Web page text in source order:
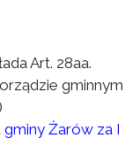
Art. 28aa.
gminnym
Żarów za I